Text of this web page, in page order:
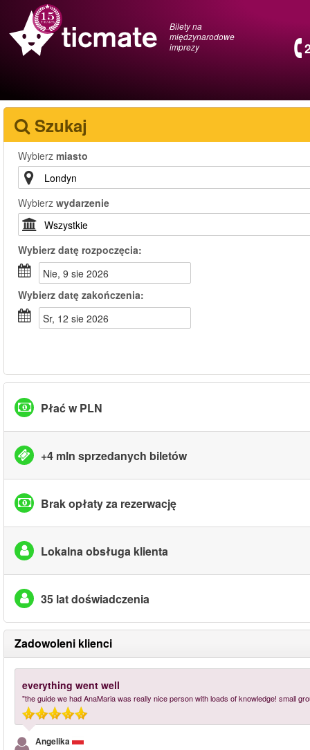
Bilety na
międzynarodowe
imprezy
Szukaj
Wybierz miasto
Wybierz wydarzenie
Wybierz datę rozpoczęcia:
nie, 9 sie 2026
Wybierz datę zakończenia:
sr, 12 sie 2026
Płać w PLN
+4 mln sprzedanych biletów
Brak opłaty za rezerwację
Lokalna obsługa klienta
35 lat doświadczenia
Zadowoleni klienci
everything went well
"the guide we had AnaMaria was really nice person with loads of knowledge! small
Angelika